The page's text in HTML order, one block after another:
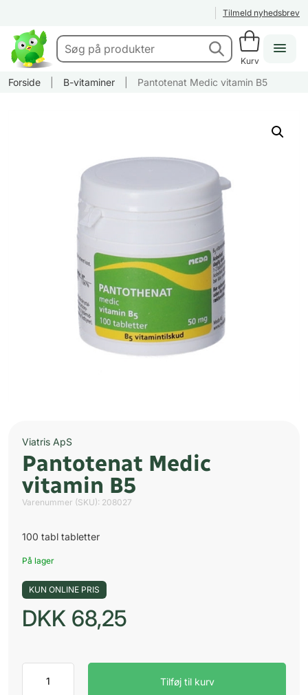
Tilmeld nyhedsbrev
Kurv
Forside B-vitaminer Pantotenat Medic vitamin B5
Viatris ApS
Pantotenat Medic
vitamin B5
Varenummer (SKU): 208027
100 tabl tabletter
På lager
KUN ONLINE PRIS
DKK 68,25
Medic
Tilføj til kurv